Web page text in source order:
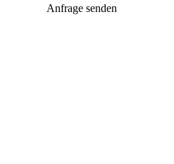
Anfrage senden